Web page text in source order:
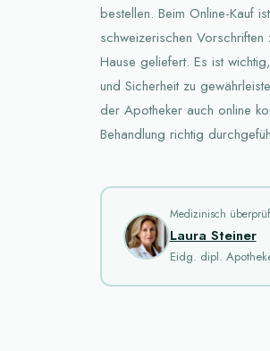
bestellen. Beim Online-Kauf
schweizerischen
Hause geliefert. Es ist
und Sicherheit zu
der Apotheker auch online
Behandlung richtig
Medizinisch
Laura Steiner
Eidg. dipl.